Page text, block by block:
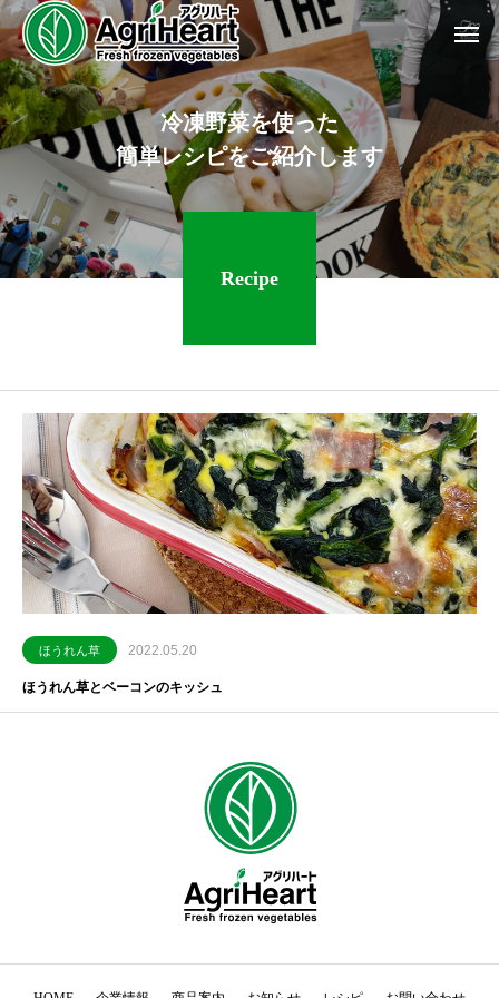
冷凍野菜を使った
簡単レシピをご紹介します
Recipe
ほうれん草 2022.05.20
ほうれん草とベーコンのキッシュ